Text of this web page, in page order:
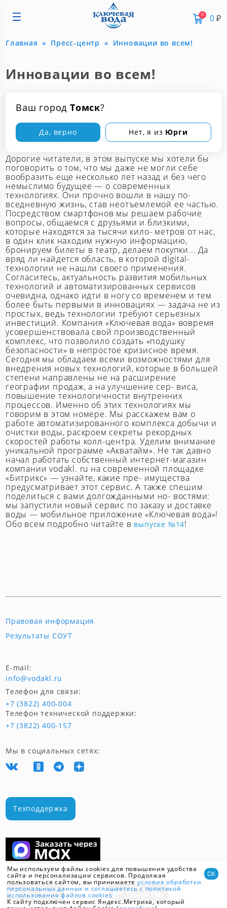
Ваш город Томск?
Да, верно Нет, я из Юрги
0 0₽
Мы используем файлы cookies для повышения удобства
сайта и персонализации сервисов. Продолжая
пользоваться сайтом, вы принимаетеусловия обработки
персональных данных и соглашаетесь с политикой
использования файлов cookies
К сайту подключен сервис Яндекс.Метрика, который
ОК
Главная Пресс-центр Инновации во всем!
Инновации во всем!
11 апреля 2016
От редакции
Дорогие читатели, в этом выпуске мы хотели бы
поговорить о том, что мы даже не могли себе
вообразить еще несколько лет назад и без чего
немыслимо будущее — о современных
технологиях. Они прочно вошли в нашу по-
вседневную жизнь, став неотъемлемой ее частью.
Посредством смартфонов мы решаем рабочие
вопросы, общаемся с друзьями и близкими,
которые находятся за тысячи кило- метров от нас,
в один клик находим нужную информацию,
бронируем билеты в театр, делаем покупки... Да
вряд ли найдется область, в которой digital-
технологии не нашли своего применения.
Согласитесь, актуальность развития мобильных
технологий и автоматизированных сервисов
очевидна, однако идти в ногу со временем и тем
более быть первыми в инновациях — задача не из
простых, ведь технологии требуют серьезных
инвестиций. Компания «Ключевая вода» вовремя
усовершенствовала свой производственный
комплекс, что позволило создать «подушку
безопасности» в непростое кризисное время.
Сегодня мы обладаем всеми возможностями для
внедрения новых технологий, которые в большей
степени направлены не на расширение
географии продаж, а на улучшение сер- виса,
повышение технологичности внутренних
процессов. Именно об этих технологиях мы
говорим в этом номере. Мы расскажем вам о
работе автоматизированного комплекса добычи и
очистки воды, раскроем секреты рекордных
скоростей работы колл-центра. Уделим внимание
уникальной программе «Акватайм». Не так давно
начал работать собственный интернет-магазин
компании vodakl. ru на современной площадке
«Битрикс» — узнайте, какие пре- имущества
предусматривает этот сервис. А также спешим
поделиться с вами долгожданными но- востями:
мы запустили новый сервис по заказу и доставке
воды — мобильное приложение «Ключевая вода»!
Обо всем подробно читайте в выпуске №14!
Скачать мобильное приложение
Правовая информация
Результаты СОУТ
Телефон для связи:
+7 (3822) 400-004
Телефон технической поддержки:
+7 (3822) 400-157
E-mail:
info@vodakl.ru
Мы в социальных сетях:
Техподдержка